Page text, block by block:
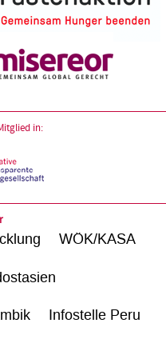
in:
WÖK/KASA
Infostelle Peru